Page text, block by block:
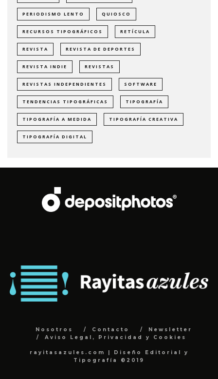
PERIODISMO LENTO QUIOSCO
RECURSOS TIPOGRÁFICOS RETÍCULA
REVISTA REVISTA DE DEPORTES
REVISTA INDIE REVISTAS
REVISTAS INDEPENDIENTES SOFTWARE
TENDENCIAS TIPOGRÁFICAS TIPOGRAFÍA
TIPOGRAFÍA A MEDIDA TIPOGRAFÍA CREATIVA
TIPOGRAFÍA DIGITAL
Nosotros Contacto
Newsletter
Aviso Legal, Privacidad y Cookies
rayitasazules.com | Diseño Editorial y
Tipografía ©2019